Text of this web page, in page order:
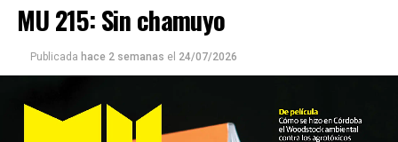
MU 215: Sin chamuyo
Publicada hace 2 semanas el 24/07/2026